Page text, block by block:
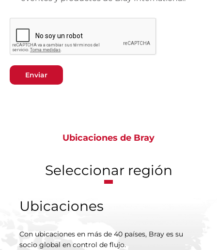
Enviar
Ubicaciones de Bray
Seleccionar región
Ubicaciones
Con ubicaciones en más de 40 países, Bray es su
socio global en control de flujo.